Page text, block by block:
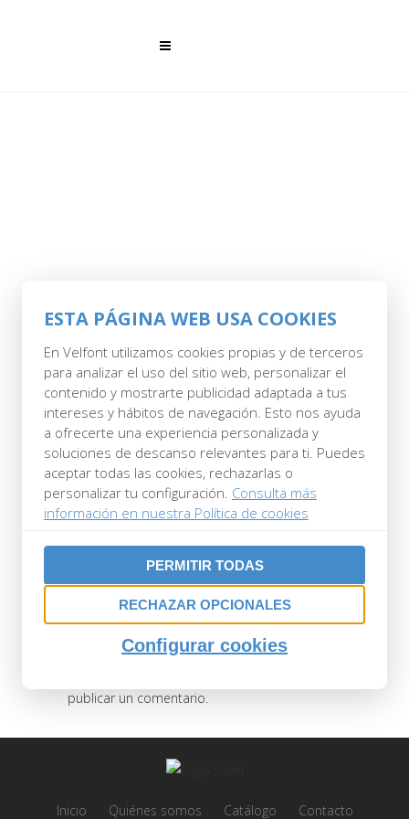
ESTA PÁGINA WEB USA COOKIES
En Velfont utilizamos cookies propias y de terceros
para analizar el uso del sitio web, personalizar el
contenido y mostrarte publicidad adaptada a tus
intereses y hábitos de navegación. Esto nos ayuda
a ofrecerte una experiencia personalizada y
soluciones de descanso relevantes para ti. Puedes
aceptar todas las cookies, rechazarlas o
personalizar tu configuración. Consulta más
información en nuestra Política de cookies
PERMITIR TODAS
RECHAZAR OPCIONALES
Configurar cookies
06 JULMAYOR-
FRESCOR-Y-
CONFORT-EVITA-EL-
SUDOR.PNG
Posted at 13:17hinbyadmin
0 Comments
0 Likes
POST A COMMENT
publicar un comentario.
Inicio Quiénes somos Catálogo Contacto